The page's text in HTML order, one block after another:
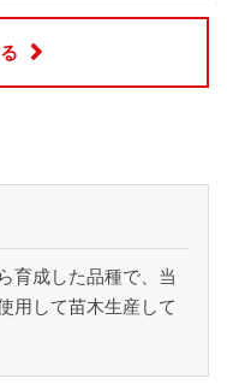
育成した品種で、当
用して苗木生産して